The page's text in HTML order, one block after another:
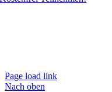
Page load link
Nach oben